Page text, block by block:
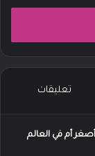
تعليقات
أم في العالم